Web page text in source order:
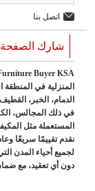
اتصل بنا
شارك الصفحة
المنزلية في المنطقة
الدمام، الخبر،
في ذلك المجالس،
المستعملة مثل
نقدم تقييمًا سريعًا
لجميع أحياء المدن
دون أي تعقيد، مع